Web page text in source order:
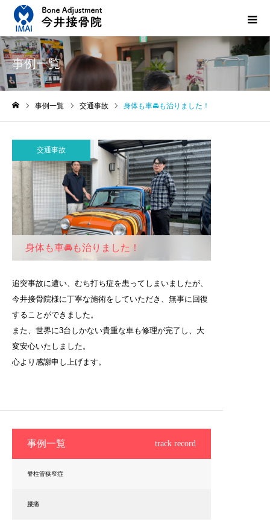
事例一覧
事例一覧 交通事故 身体も車🚘も治りました！
交通事故
身体も車🚘も治りました！
追突事故に遭い、むち打ち症を患ってしまいましたが、
今井接骨院様に丁寧な施術をしていただき、無事に回復
することができました。
また、世界に3台しかない貴重な車も修理が完了し、大
変安心いたしました。
心より感謝申し上げます。
事例一覧 track record
脊柱管狭窄症
腰痛